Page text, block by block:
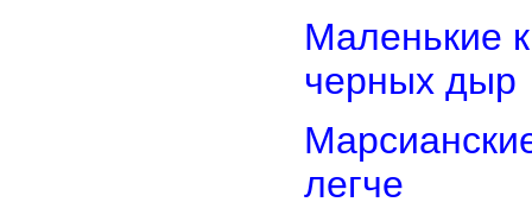
Маленькие
черных дыр
легче